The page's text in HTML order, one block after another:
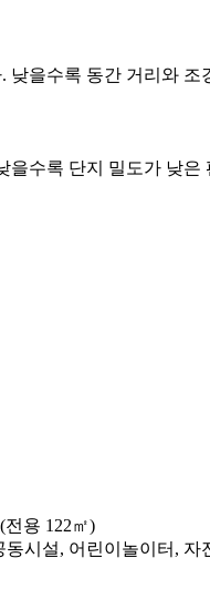
낮을수록 동간 거리와 조
을수록 단지 밀도가 낮은
전용 122㎡)
시설, 어린이놀이터, 자